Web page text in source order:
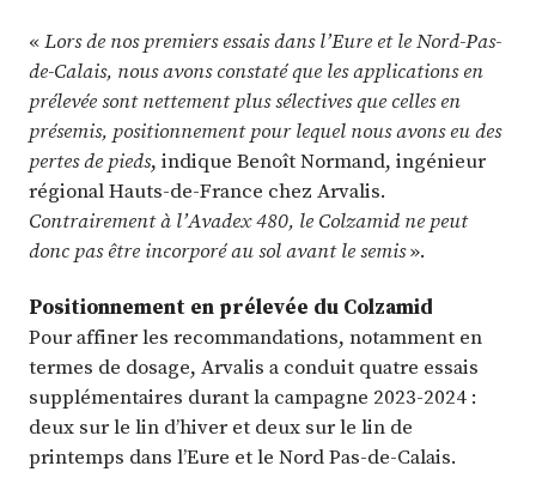
«Lors de nos premiers essais dans l’Eure et le Nord-Pas-
de-Calais, nous avons constaté que les applications en
prélevée sont nettement plus sélectives que celles en
présemis, positionnement pour lequel nous avons eu des
pertes de pieds, indique Benoît Normand, ingénieur
régional Hauts-de-France chez Arvalis.
Contrairement à l’Avadex 480, le Colzamid ne peut
donc pas être incorporé au sol avant le semis».
Positionnement en prélevée du Colzamid
Pour affiner les recommandations, notamment en
termes de dosage, Arvalis a conduit quatre essais
supplémentaires durant la campagne 2023-2024 :
deux sur le lin d’hiver et deux sur le lin de
printemps dans l’Eure et le Nord Pas-de-Calais.